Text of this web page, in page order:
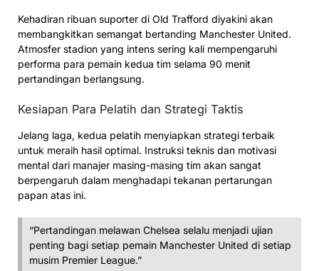
Kehadiran ribuan suporter di Old Trafford diyakini akan
membangkitkan semangat bertanding Manchester United.
Atmosfer stadion yang intens sering kali mempengaruhi
performa para pemain kedua tim selama 90 menit
pertandingan berlangsung.
Kesiapan Para Pelatih dan Strategi Taktis
Jelang laga, kedua pelatih menyiapkan strategi terbaik
untuk meraih hasil optimal. Instruksi teknis dan motivasi
mental dari manajer masing-masing tim akan sangat
berpengaruh dalam menghadapi tekanan pertarungan
papan atas ini.
“Pertandingan melawan Chelsea selalu menjadi ujian
penting bagi setiap pemain Manchester United di setiap
musim Premier League.”